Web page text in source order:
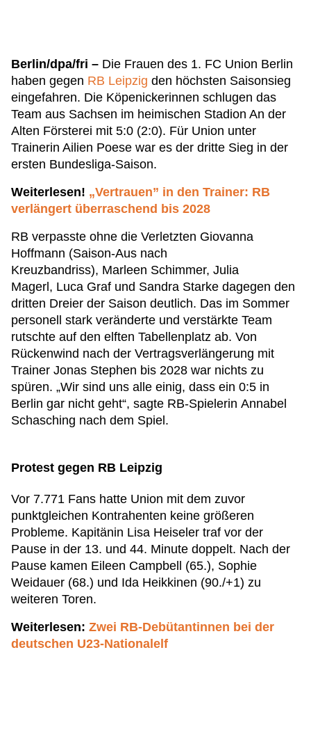
Berlin/dpa/fri – Die Frauen des 1. FC Union Berlin
haben gegen RB Leipzig den höchsten Saisonsieg
eingefahren. Die Köpenickerinnen schlugen das
Team aus Sachsen im heimischen Stadion An der
Alten Försterei mit 5:0 (2:0). Für Union unter
Trainerin Ailien Poese war es der dritte Sieg in der
ersten Bundesliga-Saison.
Weiterlesen! „Vertrauen” in den Trainer: RB
verlängert überraschend bis 2028
RB verpasste ohne die Verletzten Giovanna
Hoffmann (Saison-Aus nach
Kreuzbandriss), Marleen Schimmer, Julia
Magerl, Luca Graf und Sandra Starke dagegen den
dritten Dreier der Saison deutlich. Das im Sommer
personell stark veränderte und verstärkte Team
rutschte auf den elften Tabellenplatz ab. Von
Rückenwind nach der Vertragsverlängerung mit
Trainer Jonas Stephen bis 2028 war nichts zu
spüren. „Wir sind uns alle einig, dass ein 0:5 in
Berlin gar nicht geht“, sagte RB-Spielerin Annabel
Schasching nach dem Spiel.
Protest gegen RB Leipzig
Vor 7.771 Fans hatte Union mit dem zuvor
punktgleichen Kontrahenten keine größeren
Probleme. Kapitänin Lisa Heiseler traf vor der
Pause in der 13. und 44. Minute doppelt. Nach der
Pause kamen Eileen Campbell (65.), Sophie
Weidauer (68.) und Ida Heikkinen (90./+1) zu
weiteren Toren.
Weiterlesen: Zwei RB-Debütantinnen bei der
deutschen U23-Nationalelf